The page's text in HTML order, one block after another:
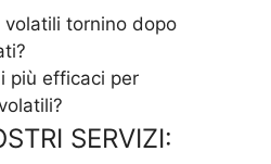
volatili tornino dopo
più efficaci per
SERVIZI: